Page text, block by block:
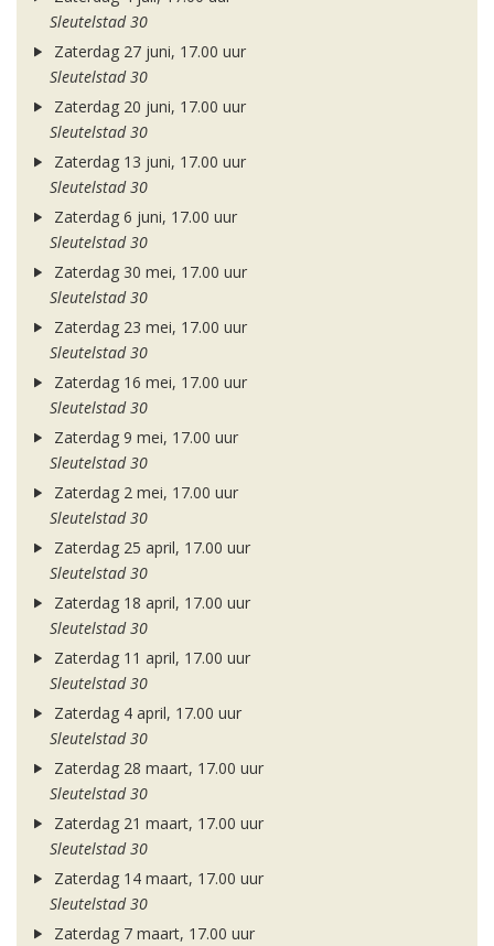
Sleutelstad 30
Zaterdag 27 juni, 17.00 uur
Sleutelstad 30
Zaterdag 20 juni, 17.00 uur
Sleutelstad 30
Zaterdag 13 juni, 17.00 uur
Sleutelstad 30
Zaterdag 6 juni, 17.00 uur
Sleutelstad 30
Zaterdag 30 mei, 17.00 uur
Sleutelstad 30
Zaterdag 23 mei, 17.00 uur
Sleutelstad 30
Zaterdag 16 mei, 17.00 uur
Sleutelstad 30
Zaterdag 9 mei, 17.00 uur
Sleutelstad 30
Zaterdag 2 mei, 17.00 uur
Sleutelstad 30
Zaterdag 25 april, 17.00 uur
Sleutelstad 30
Zaterdag 18 april, 17.00 uur
Sleutelstad 30
Zaterdag 11 april, 17.00 uur
Sleutelstad 30
Zaterdag 4 april, 17.00 uur
Sleutelstad 30
Zaterdag 28 maart, 17.00 uur
Sleutelstad 30
Zaterdag 21 maart, 17.00 uur
Sleutelstad 30
Zaterdag 14 maart, 17.00 uur
Sleutelstad 30
Zaterdag 7 maart, 17.00 uur